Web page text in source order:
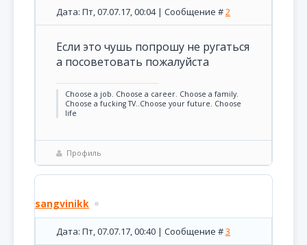
Дата: Пт, 07.07.17, 00:04 | Сообщение #2
Если это чушь попрошу не ругаться
а посоветовать пожалуйста
Choose a job. Choose a career. Choose a family.
Choose a fucking TV..Choose your future. Choose
life
Профиль
sangvinikk
Дата: Пт, 07.07.17, 00:40 | Сообщение #3